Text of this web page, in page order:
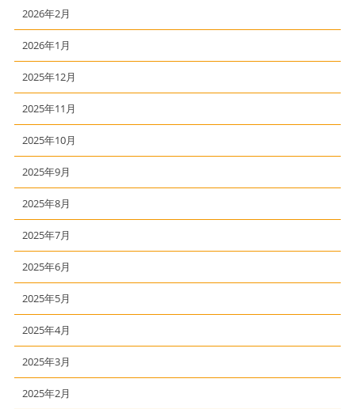
2026年2月
2026年1月
2025年12月
2025年11月
2025年10月
2025年9月
2025年8月
2025年7月
2025年6月
2025年5月
2025年4月
2025年3月
2025年2月